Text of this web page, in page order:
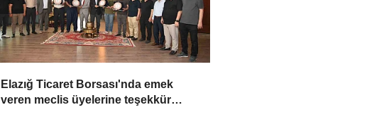
Elazığ Ticaret Borsası'nda emek
veren meclis üyelerine teşekkür